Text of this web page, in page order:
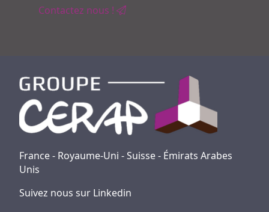
Contactez nous !
France - Royaume-Uni - Suisse - Émirats Arabes
Unis
Suivez nous sur Linkedin